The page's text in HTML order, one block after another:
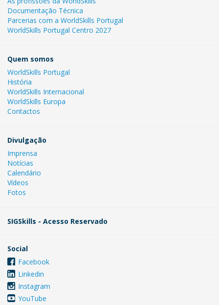
Documentação Técnica
Parcerias com a WorldSkills Portugal
WorldSkills Portugal Centro 2027
Quem somos
WorldSkills Portugal
História
WorldSkills Internacional
WorldSkills Europa
Contactos
Divulgação
Imprensa
Notícias
Calendário
Vídeos
Fotos
SIGSkills - Acesso Reservado
Social
Facebook
Linkedin
Instagram
YouTube